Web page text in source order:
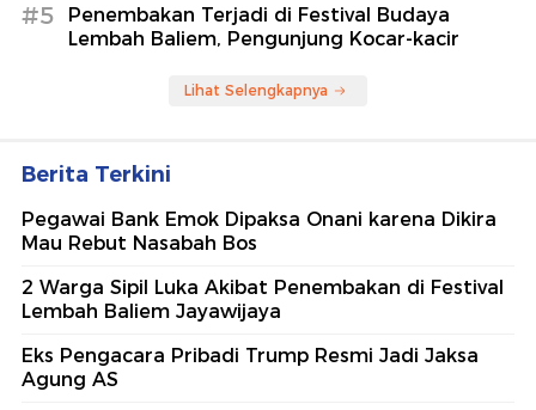
#5
Penembakan Terjadi di Festival Budaya
Lembah Baliem, Pengunjung Kocar-kacir
Lihat Selengkapnya
Berita Terkini
Pegawai Bank Emok Dipaksa Onani karena Dikira
Mau Rebut Nasabah Bos
2 Warga Sipil Luka Akibat Penembakan di Festival
Lembah Baliem Jayawijaya
Eks Pengacara Pribadi Trump Resmi Jadi Jaksa
Agung AS